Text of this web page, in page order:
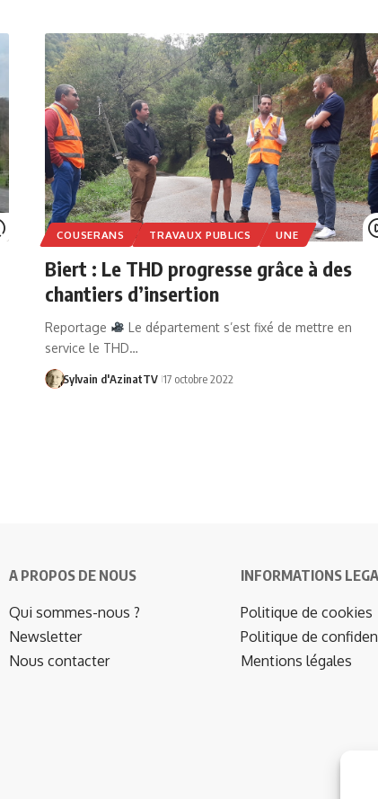
COUSERANS TRAVAUX PUBLICS UNE
Biert : Le THD progresse grâce à des
chantiers d’insertion
Reportage
Le département s’est fixé de mettre en
service le THD…
Sylvain d'AzinatTV 17 octobre 2022
A PROPOS DE NOUS
Qui sommes-nous ?
Newsletter
Nous contacter
INFORMATIONS
Politique de cookies
Politique de
Mentions légales